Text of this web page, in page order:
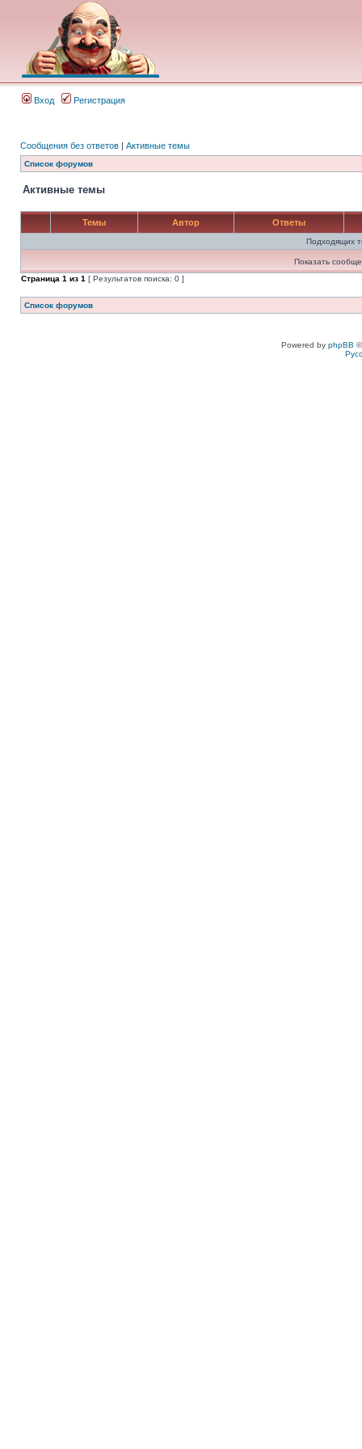
Вход Регистрация
Сообщения без ответов | Активные темы
Список форумов
Активные темы
Темы Автор Ответы
Подходящих
Показать
Страница 1 из 1 [ Результатов поиска: 0 ]
Список форумов
Powered by phpBB